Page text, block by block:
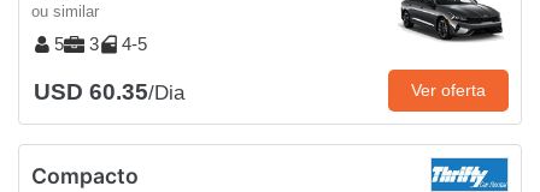
ou similar
5 3 4-5
USD 60.35/Dia Ver oferta
Compacto